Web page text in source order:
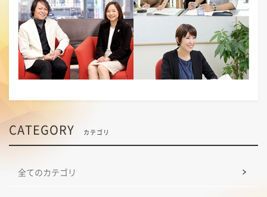
CATEGORY カテゴリ
全てのカテゴリ